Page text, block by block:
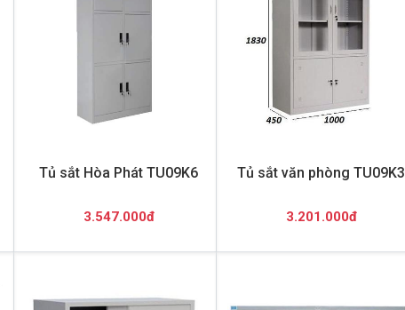
Tủ sắt Hòa Phát TU09K6
3.547.000đ
Tủ sắt văn phòng TU09K3
3.201.000đ